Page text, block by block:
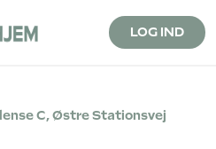
LOG IND
C, Østre Stationsvej